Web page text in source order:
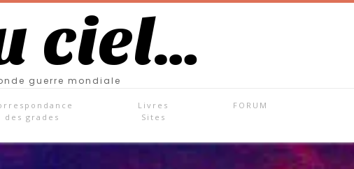
ciel…
guerre mondiale
des grades
Livres
Sites
FORUM